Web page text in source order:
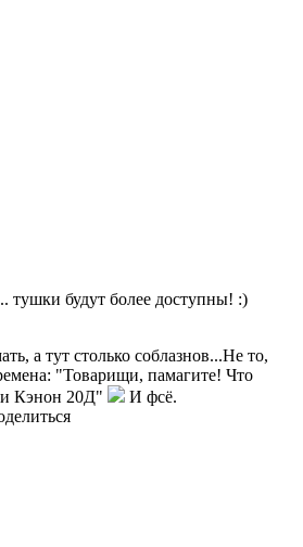
тушки будут более доступны! :)
а тут столько соблазнов...Не то,
"Товарищи, памагите! Что
Кэнон 20Д"
И фсё.